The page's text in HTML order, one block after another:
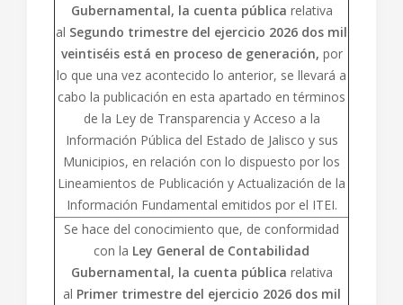
Gubernamental, la cuenta pública relativa
al Segundo trimestre del ejercicio 2026 dos mil
veintiséis está en proceso de generación, por
lo que una vez acontecido lo anterior, se llevará a
cabo la publicación en esta apartado en términos
de la Ley de Transparencia y Acceso a la
Información Pública del Estado de Jalisco y sus
Municipios, en relación con lo dispuesto por los
Lineamientos de Publicación y Actualización de la
Información Fundamental emitidos por el ITEI.
Se hace del conocimiento que, de conformidad
con la Ley General de Contabilidad
Gubernamental, la cuenta pública relativa
al Primer trimestre del ejercicio 2026 dos mil